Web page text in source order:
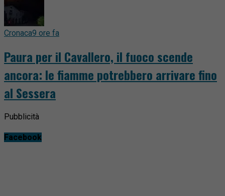
Cronaca9 ore fa
Paura per il Cavallero, il fuoco scende
ancora: le fiamme potrebbero arrivare fino
al Sessera
Pubblicità
Facebook